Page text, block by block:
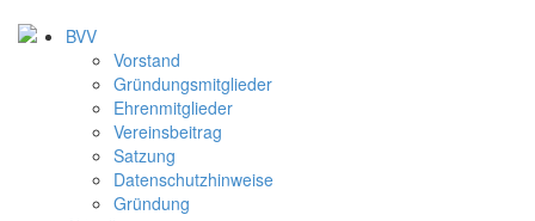
BVV
Vorstand
Gründungsmitglieder
Ehrenmitglieder
Vereinsbeitrag
Satzung
Datenschutzhinweise
Gründung